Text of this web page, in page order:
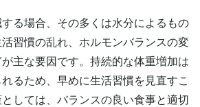
る場合、その多くは水分によるもの
習慣の乱れ、ホルモンバランスの変
主な要因です。持続的な体重増加は
るため、早めに生活習慣を見直すこ
しては、バランスの良い食事と適切